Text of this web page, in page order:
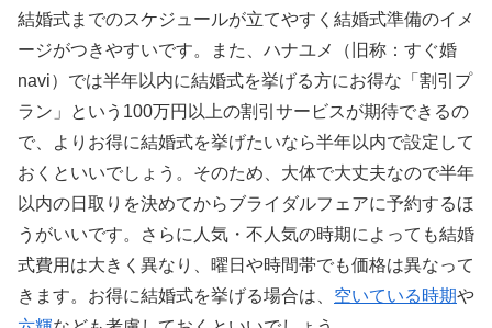
結婚式までのスケジュールが立てやすく結婚式準備のイメ
ージがつきやすいです。また、ハナユメ（旧称：すぐ婚
navi）では半年以内に結婚式を挙げる方にお得な「割引プ
ラン」という100万円以上の割引サービスが期待できるの
で、よりお得に結婚式を挙げたいなら半年以内で設定して
おくといいでしょう。そのため、大体で大丈夫なので半年
以内の日取りを決めてからブライダルフェアに予約するほ
うがいいです。さらに人気・不人気の時期によっても結婚
式費用は大きく異なり、曜日や時間帯でも価格は異なって
きます。お得に結婚式を挙げる場合は、 空いている時期や